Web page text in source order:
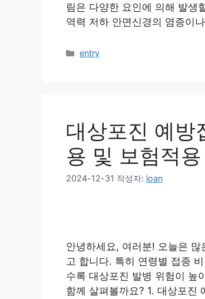
림은 다양한 요인에 의해 발생
역력 저하 안면신경의 염증이
카
entry
대상포진 예방
용 및 보험적
2024-12-31 작성자: loan
안녕하세요, 여러분! 오늘은
고 합니다. 특히 연령별 접종
수록 대상포진 발병 위험이 높
함께 살펴볼까요? 1. 대상포진